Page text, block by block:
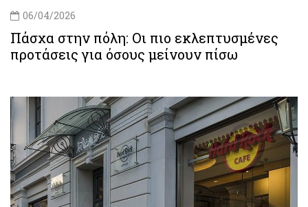
06/04/2026
Πάσχα στην πόλη: Οι πιο εκλεπτυσμένες
προτάσεις για όσους μείνουν πίσω